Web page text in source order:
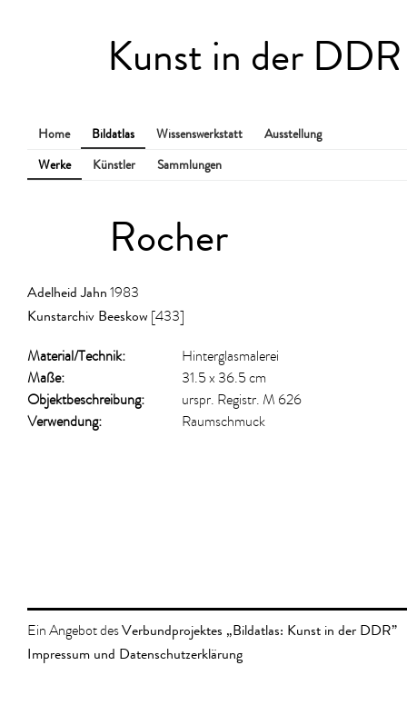
Kunst in der DDR
Home Bildatlas Wissenswerkstatt
Ausstellung
Werke
Künstler Sammlungen
Rocher
Adelheid Jahn 1983
Kunstarchiv Beeskow [433]
Material/​Technik:
Hinterglasmalerei
Maße:
31.5 x 36.5 cm
Objektbeschreibung:
urspr. Registr. M 626
Verwendung:
Raumschmuck
Ein Angebot desVerbundprojektes „Bildatlas: Kunst in der DDR”
Impressum und Datenschutzerklärung